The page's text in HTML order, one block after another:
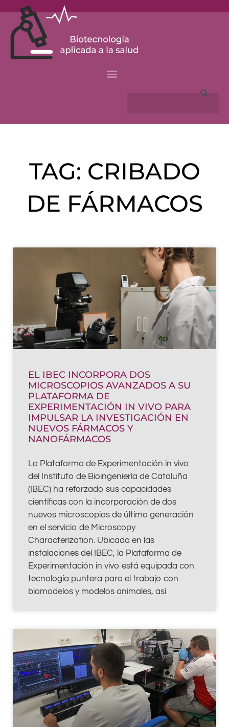
content
Search
TAG: CRIBADO
DE FÁRMACOS
EL IBEC INCORPORA DOS
MICROSCOPIOS AVANZADOS A SU
PLATAFORMA DE
EXPERIMENTACIÓN IN VIVO PARA
IMPULSAR LA INVESTIGACIÓN EN
NUEVOS FÁRMACOS Y
NANOFÁRMACOS
La Plataforma de Experimentación in vivo
del Instituto de Bioingeniería de Cataluña
(IBEC) ha reforzado sus capacidades
científicas con la incorporación de dos
nuevos microscopios de última generación
en el servicio de Microscopy
Characterization. Ubicada en las
instalaciones del IBEC, la Plataforma de
Experimentación in vivo está equipada con
tecnología puntera para el trabajo con
biomodelos y modelos animales, así